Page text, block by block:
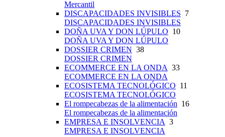
Mercantil
DISCAPACIDADES INVISIBLES 7
DISCAPACIDADES INVISIBLES
DOÑA UVA Y DON LÚPULO 10
DOÑA UVA Y DON LÚPULO
DOSSIER CRIMEN 38
DOSSIER CRIMEN
ECOMMERCE EN LA ONDA 33
ECOMMERCE EN LA ONDA
ECOSISTEMA TECNOLÓGICO 11
ECOSISTEMA TECNOLÓGICO
El rompecabezas de la alimentación 16
El rompecabezas de la alimentación
EMPRESA E INSOLVENCIA 3
EMPRESA E INSOLVENCIA